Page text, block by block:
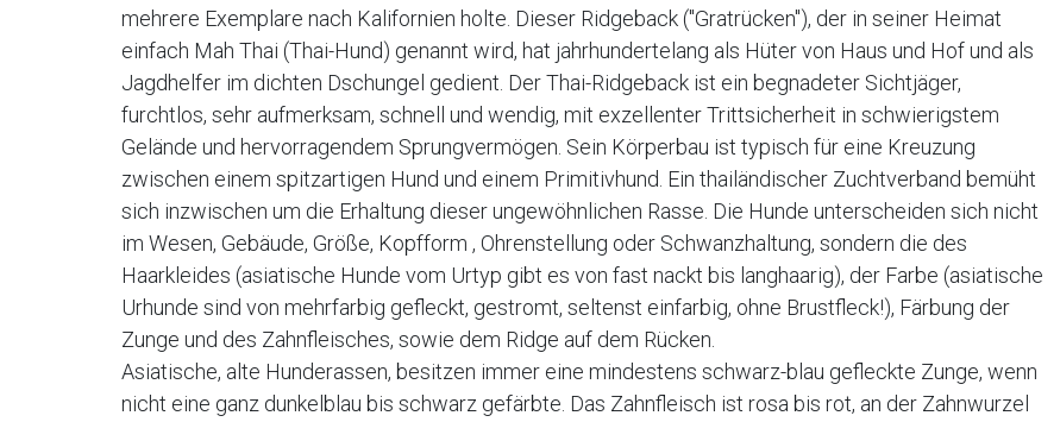
mehrere Exemplare nach Kalifornien holte. Dieser Ridgeback ("Gratrücken"), der in seiner Heimat
einfach Mah Thai (Thai-Hund) genannt wird, hat jahrhundertelang als Hüter von Haus und Hof und als
Jagdhelfer im dichten Dschungel gedient. Der Thai-Ridgeback ist ein begnadeter Sichtjäger,
furchtlos, sehr aufmerksam, schnell und wendig, mit exzellenter Trittsicherheit in schwierigstem
Gelände und hervorragendem Sprungvermögen. Sein Körperbau ist typisch für eine Kreuzung
zwischen einem spitzartigen Hund und einem Primitivhund. Ein thailändischer Zuchtverband bemüht
sich inzwischen um die Erhaltung dieser ungewöhnlichen Rasse. Die Hunde unterscheiden sich nicht
im Wesen, Gebäude, Größe, Kopfform , Ohrenstellung oder Schwanzhaltung, sondern die des
Haarkleides (asiatische Hunde vom Urtyp gibt es von fast nackt bis langhaarig), der Farbe (asiatische
Urhunde sind von mehrfarbig gefleckt, gestromt, seltenst einfarbig, ohne Brustfleck!), Färbung der
Zunge und des Zahnfleisches, sowie dem Ridge auf dem Rücken.
Asiatische, alte Hunderassen, besitzen immer eine mindestens schwarz-blau gefleckte Zunge, wenn
nicht eine ganz dunkelblau bis schwarz gefärbte. Das Zahnfleisch ist rosa bis rot, an der Zahnwurzel